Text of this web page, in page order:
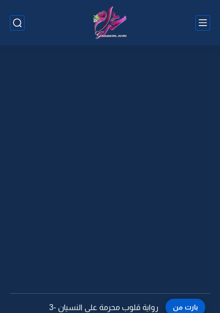
بارت من رواية قلوب محرمة على النسيان -3